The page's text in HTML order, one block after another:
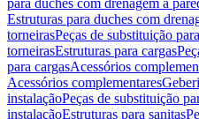
para duches com drenagem à
Estruturas para duches com
torneirasPeças de substituição
torneirasEstruturas para cargas
para cargasAcessórios
Acessórios complementares
instalaçãoPeças de substituição
instalaçãoEstruturas para sanitas